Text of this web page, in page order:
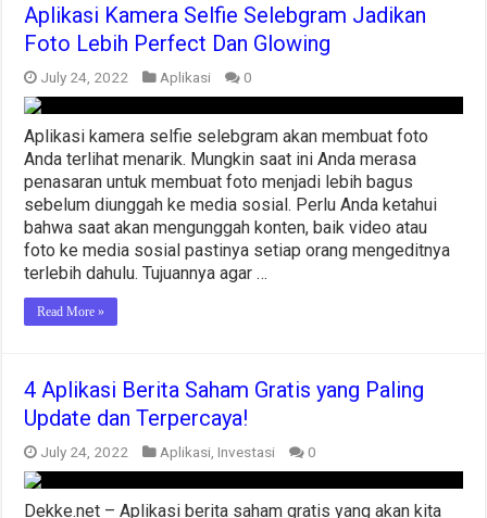
Aplikasi Kamera Selfie Selebgram Jadikan
Foto Lebih Perfect Dan Glowing
July 24, 2022 Aplikasi 0
Aplikasi kamera selfie selebgram akan membuat foto
Anda terlihat menarik. Mungkin saat ini Anda merasa
penasaran untuk membuat foto menjadi lebih bagus
sebelum diunggah ke media sosial. Perlu Anda ketahui
bahwa saat akan mengunggah konten, baik video atau
foto ke media sosial pastinya setiap orang mengeditnya
terlebih dahulu. Tujuannya agar …
Read More »
4 Aplikasi Berita Saham Gratis yang Paling
Update dan Terpercaya!
July 24, 2022 Aplikasi ,Investasi 0
Dekke.net – Aplikasi berita saham gratis yang akan kita